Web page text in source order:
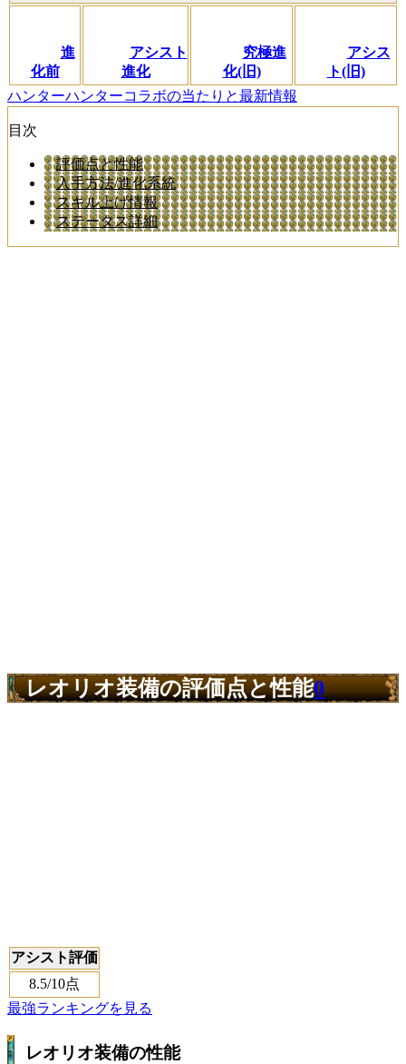
進
化前
アシスト
進化
究極進
化(旧)
アシス
ト(旧)
ハンターハンターコラボの当たりと最新情報
目次
評価点と性能
入手方法/進化系統
スキル上げ情報
ステータス詳細
レオリオ装備の評価点と性能0
アシスト評価
8.5/10点
最強ランキングを見る
レオリオ装備の性能